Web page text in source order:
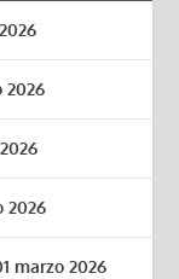
2026
2026
marzo 2026